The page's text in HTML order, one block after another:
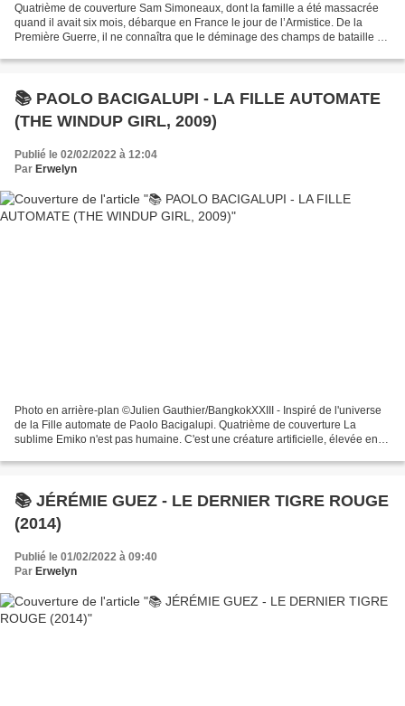
Quatrième de couverture Sam Simoneaux, dont la famille a été massacrée
quand il avait six mois, débarque en France le jour de l’Armistice. De la
Première Guerre, il ne connaîtra que le déminage des champs de bataille de
📚 PAOLO BACIGALUPI - LA FILLE AUTOMATE
(THE WINDUP GIRL, 2009)
Publié le 02/02/2022 à 12:04
Par Erwelyn
Photo en arrière-plan ©Julien Gauthier/BangkokXXIII - Inspiré de l'universe
de la Fille automate de Paolo Bacigalupi. Quatrième de couverture La
sublime Emiko n'est pas humaine. C'est une créature artificielle, élevée en
📚 JÉRÉMIE GUEZ - LE DERNIER TIGRE ROUGE
(2014)
Publié le 01/02/2022 à 09:40
Par Erwelyn